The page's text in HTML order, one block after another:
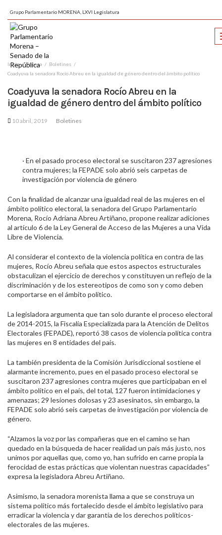
Grupo Parlamentario MORENA, LXVI Legislatura
Inicio Prensa
Boletines
Coadyuva la senadora Rocío Abreu en la igualdad de género dentro del ámbito político
Coadyuva la senadora Rocío Abreu en la
igualdad de género dentro del ámbito político
10 abril, 2019 Boletines
· En el pasado proceso electoral se suscitaron 237 agresiones
contra mujeres; la FEPADE solo abrió seis carpetas de
investigación por violencia de género
Con la finalidad de alcanzar una igualdad real de las mujeres en el
ámbito político electoral, la senadora del Grupo Parlamentario
Morena, Rocío Adriana Abreu Artiñano, propone realizar adiciones
al artículo 6 de la Ley General de Acceso de las Mujeres a una Vida
Libre de Violencia.
Al considerar el contexto de la violencia política en contra de las
mujeres, Rocío Abreu señala que estos aspectos estructurales
obstaculizan el ejercicio de derechos y constituyen un reflejo de la
discriminación y de los estereotipos de como son y como deben
comportarse en el ámbito político.
La legisladora argumenta que tan solo durante el proceso electoral
de 2014-2015, la Fiscalía Especializada para la Atención de Delitos
Electorales (FEPADE), reportó 38 casos de violencia política contra
las mujeres en 8 entidades del país.
La también presidenta de la Comisión Jurisdiccional sostiene el
alarmante incremento, pues en el pasado proceso electoral se
suscitaron 237 agresiones contra mujeres que participaban en el
ámbito político en el país, del total, 127 fueron intimidaciones y
amenazas; 29 lesiones dolosas y 23 asesinatos, sin embargo, la
FEPADE solo abrió seis carpetas de investigación por violencia de
género.
“Alzamos la voz por las compañeras que en el camino se han
quedado en la búsqueda de hacer realidad un país más justo, nos
unimos por aquellas que, como yo, han sufrido en carne propia la
ferocidad de estas prácticas que violentan nuestras capacidades”
expresa la legisladora Abreu Artiñano.
Asimismo, la senadora morenista llama a que se construya un
sistema político más fortalecido desde el ámbito legislativo para
erradicar la violencia y dar garantía de los derechos políticos-
electorales de las mujeres.